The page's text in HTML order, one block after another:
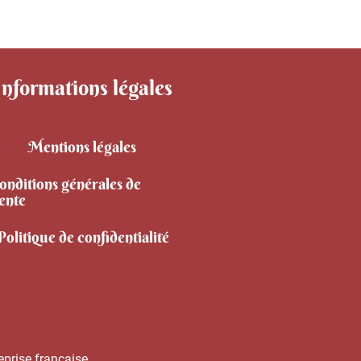
légales
Mentions légales
générales de
de confidentialité